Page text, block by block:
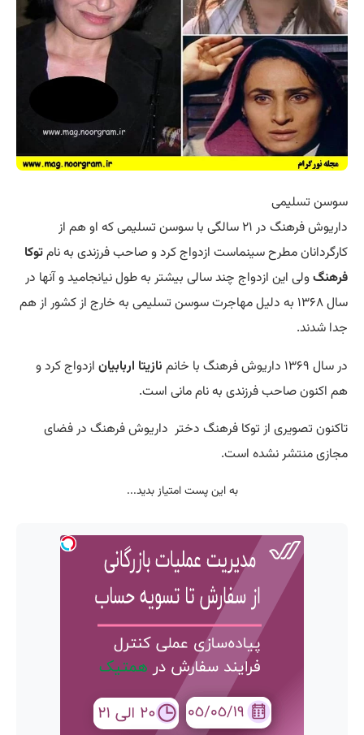
سوسن تسلیمی
داریوش فرهنگ در ۲۱ سالگی با سوسن تسلیمی که او هم از
کارگردانان مطرح سینماست ازدواج کرد و صاحب فرزندی به نامتوکا
فرهنگولی این ازدواج چند سالی بیشتر به طول نیانجامید و آنها در
سال ۱۳۶۸ به دلیل مهاجرت سوسن تسلیمی به خارج از کشور از هم
جدا شدند.
در سال ۱۳۶۹ داریوش فرهنگ با خانم
نازیتا اربابیان ازدواج کرد و
هم اکنون صاحب فرزندی به نام مانی است.
تاکنون تصویری از توکا فرهنگ دختر داریوش فرهنگ در فضای
مجازی منتشر نشده است.
به این پست امتیاز بدید...